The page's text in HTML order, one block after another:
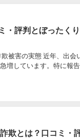
・評判とぼったく
被害の実態 近年、出会
増しています。特に報
欺とは？口コミ・